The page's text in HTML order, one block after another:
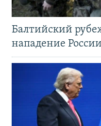
Балтийский
нападение